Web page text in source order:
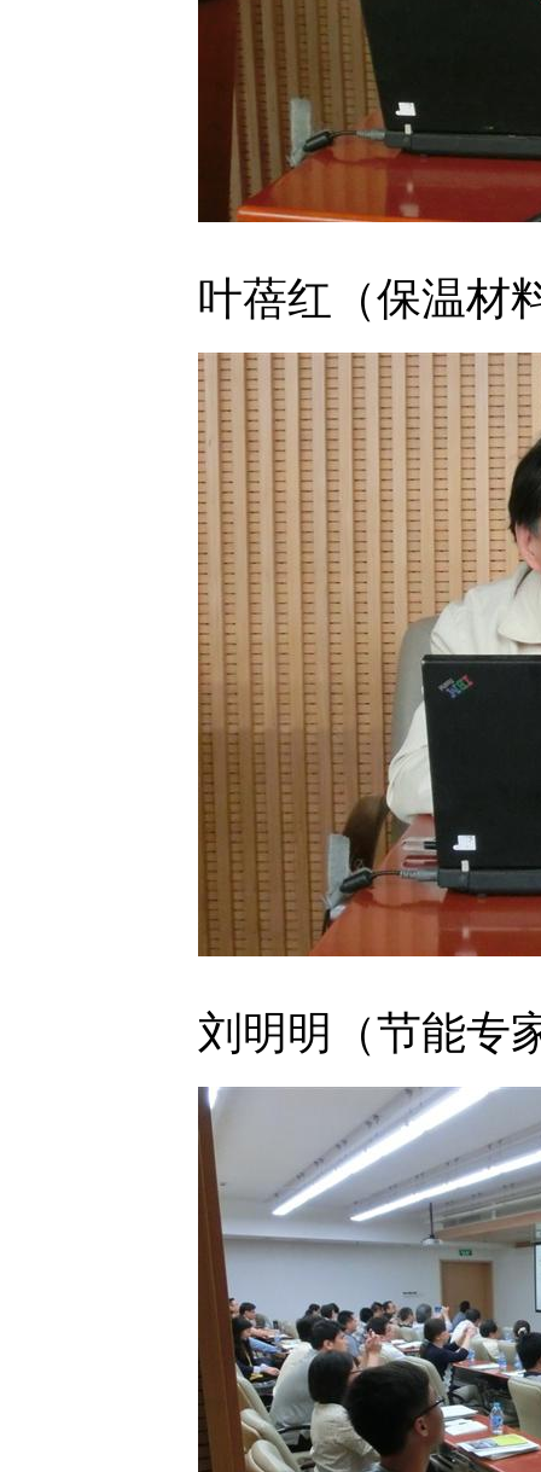
叶蓓红（保温材
刘明明（节能专